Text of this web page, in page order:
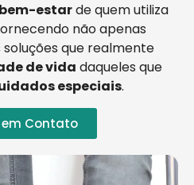
bem-estarde quem utiliza
não apenas
que realmente
de vida daqueles que
especiais.
em Contato